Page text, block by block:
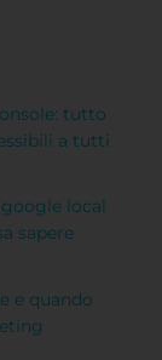
tutto
a tutti
local
sapere
e quando